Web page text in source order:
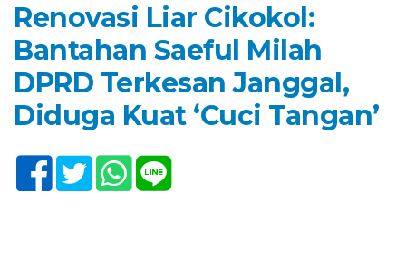
Renovasi Liar Cikokol:
Bantahan Saeful Milah
DPRD Terkesan Janggal,
Diduga Kuat ‘Cuci Tangan’